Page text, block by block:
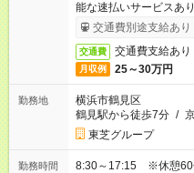
能な速払いサービスあり
交通費別途支給あり
交通費 交通費支給あり
月収例 25～30万円
勤務地
横浜市鶴見区
鶴見駅から徒歩7分 /
東芝グループ
勤務時間 8:30～17:15 ※休憩60